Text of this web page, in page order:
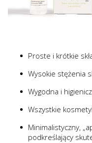
Proste i krótkie
Wysokie stężenia
Wygodna i
Wszystkie
Minimalistyczny,
podkreślający